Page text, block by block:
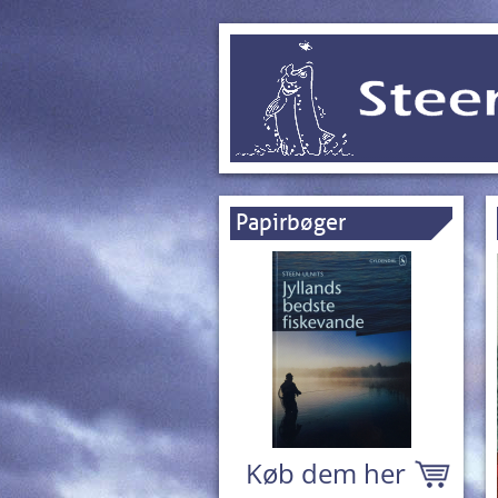
Papirbøger
Køb dem her